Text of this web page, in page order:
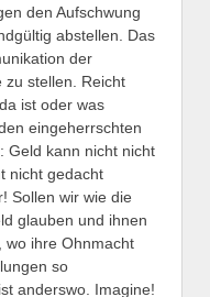
den Aufschwung
abstellen. Das
der
zu stellen. Reicht
ist oder was
eingeherrschten
Geld kann nicht nicht
nicht gedacht
Sollen wir wie die
glauben und ihnen
wo ihre Ohnmacht
so
anderswo. Imagine!